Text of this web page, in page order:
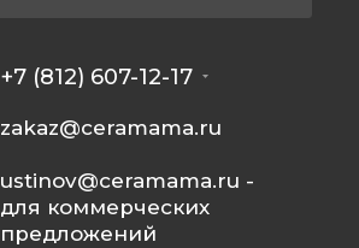
+7 (812) 607-12-17
zakaz@ceramama.ru
ustinov@ceramama.ru -
для коммерческих
предложений